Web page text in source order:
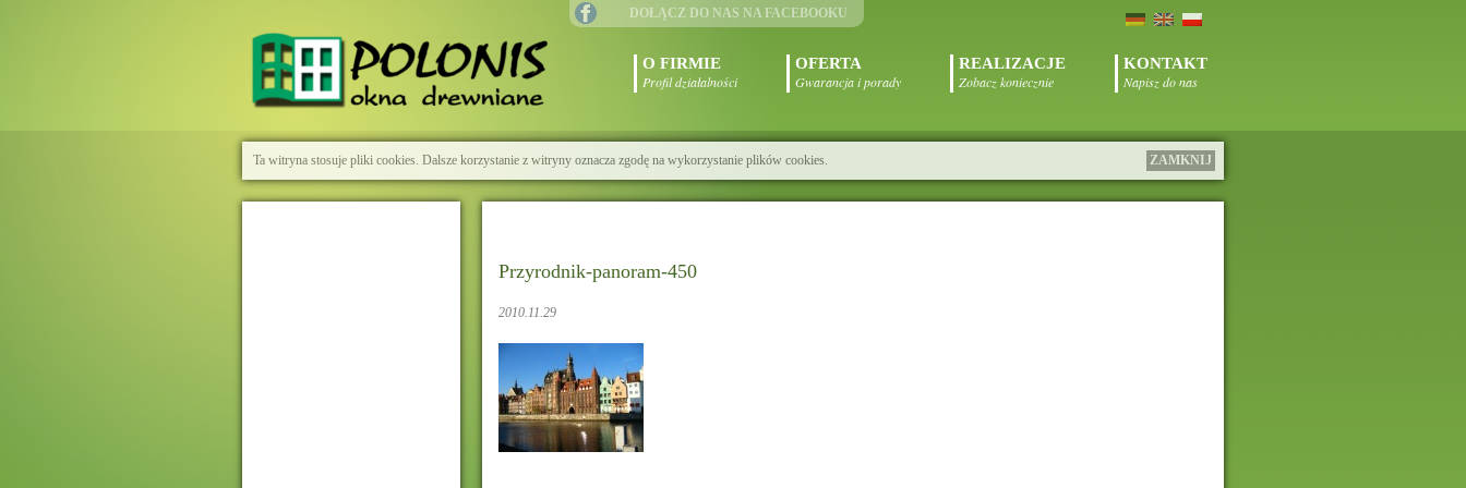
DOŁĄCZ DO NAS NA FACEBOOKU
O FIRMIE
Profil działalności
OFERTA
Gwarancja i porady
REALIZACJE
Zobacz koniecznie
KONTAKT
Napisz do nas
ZAMKNIJ
Ta witryna stosuje pliki cookies. Dalsze korzystanie z witryny oznacza zgodę na wykorzystanie plików cookies.
Przyrodnik-panoram-450
2010.11.29